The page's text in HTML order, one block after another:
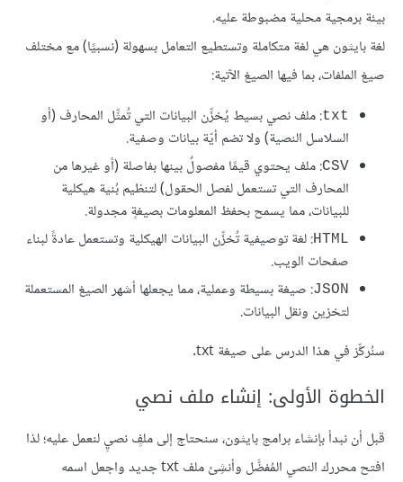
بيئة برمجية محلية مضبوطة عليه.
لغة بايثون هي لغة متكاملة وتستطيع التعامل بسهولة (نسبيًا) مع مختلف
صيغ الملفات، بما فيها الصيغ الآتية:
txt: ملف نصي بسيط يُخزِّن البيانات التي تُمثِّل المحارف (أو
السلاسل النصية) ولا تضم أيّة بيانات وصفية.
CSV: ملف يحتوي قيمًا مفصولٌ بينها بفاصلة (أو غيرها من
المحارف التي تستعمل لفصل الحقول) لتنظيم بُنية هيكلية
للبيانات، مما يسمح بحفظ المعلومات بصيغةٍ مجدولة.
HTML: لغة توصيفية تُخزِّن البيانات الهيكلية وتستعمل عادةً لبناء
صفحات الويب.
JSON: صيغة بسيطة وعملية، مما يجعلها أشهر الصيغ المستعملة
لتخزين ونقل البيانات.
سنُركِّز في هذا الدرس على صيغة txt.
الخطوة الأولى: إنشاء ملف نصي
قبل أن نبدأ بإنشاء برامج بايثون، سنحتاج إلى ملفٍ نصيٍ لنعمل عليه؛ لذا
افتح محررك النصي المُفضَّل وأنشِئ ملف txt جديد واجعل اسمه